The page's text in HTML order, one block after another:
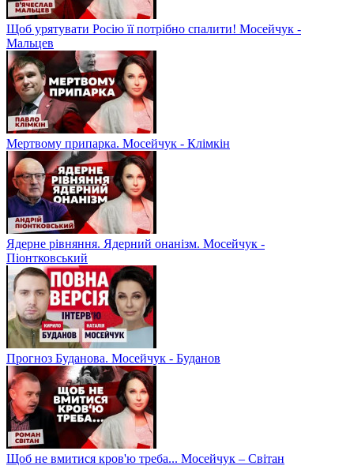
Щоб урятувати Росію її потрібно спалити! Мосейчук -
Мальцев
Мертвому припарка. Мосейчук - Клімкін
Ядерне рівняння. Ядерний онанізм. Мосейчук -
Піонтковський
Прогноз Буданова. Мосейчук - Буданов
Щоб не вмитися кров'ю треба... Мосейчук – Світан